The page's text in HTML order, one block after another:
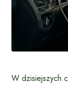
W dzisiejszych